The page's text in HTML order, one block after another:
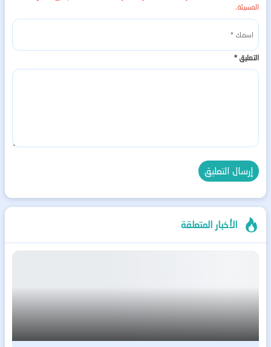
المسيئة.
التعليق*
الأخبار المتعلقة